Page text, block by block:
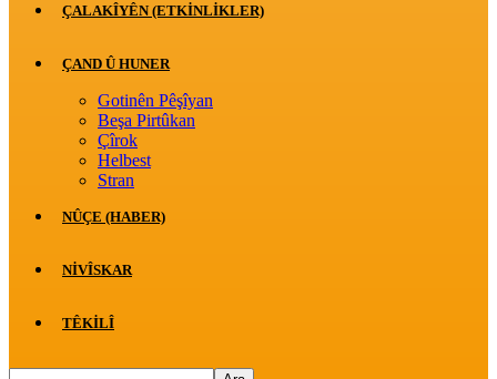
ÇALAKÎYÊN (ETKINLIKLER)
ÇAND Û HUNER
Gotinên Pêşîyan
Beşa Pirtûkan
Çîrok
Helbest
Stran
NÛÇE (HABER)
NIVÎSKAR
TÊKILÎ